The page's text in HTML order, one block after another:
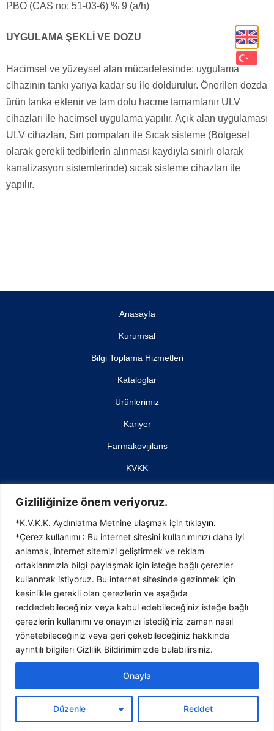
Gizliliğinize önem veriyoruz.
*K.V.K.K. Aydınlatma Metnine ulaşmak için tıklayın.
*Çerez kullanımı : Bu internet sitesini kullanımınızı daha iyi
anlamak, internet sitemizi geliştirmek ve reklam
ortaklarımızla bilgi paylaşmak için isteğe bağlı çerezler
kullanmak istiyoruz. Bu internet sitesinde gezinmek için
kesinlikle gerekli olan çerezlerin ve aşağıda
reddedebileceğiniz veya kabul edebileceğiniz isteğe bağlı
çerezlerin kullanımı ve onayınızı istediğiniz zaman nasıl
yönetebileceğiniz veya geri çekebileceğiniz hakkında
ayrıntılı bilgileri Gizlilik Bildirimimizde bulabilirsiniz.
Düzenle Reddet
Onayla
PBO (CAS no: 51-03-6) % 9 (a/h)
UYGULAMA ŞEKLİ VE DOZU
Hacimsel ve yüzeysel alan mücadelesinde; uygulama
cihazının tankı yarıya kadar su ile doldurulur. Önerilen dozda
ürün tanka eklenir ve tam dolu hacme tamamlanır ULV
cihazları ile hacimsel uygulama yapılır. Açık alan uygulaması
ULV cihazları, Sırt pompaları ile Sıcak sisleme (Bölgesel
olarak gerekli tedbirlerin alınması kaydıyla sınırlı olarak
kanalizasyon sistemlerinde) sıcak sisleme cihazları ile
yapılır.
Anasayfa
Kurumsal
Bilgi Toplama Hizmetleri
Kataloglar
Ürünlerimiz
Kariyer
Farmakovijilans
KVKK
İTOSB (İstanbul Tuzla Organize Sanayi Bölgesi)
4. Cadde No: 23, 34959 Tepeören, Tuzla
İstanbul / TÜRKİYE
T:0216 593 37 40
F:0216 593 37 41
info@bavet.com.tr